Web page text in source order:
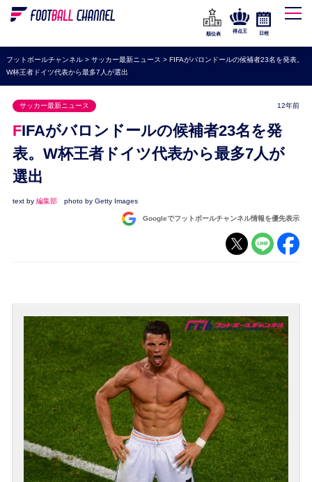
WEリーグ
海外サッカー
プレミアリーグ
ラ・リーガ
セリエA
ブンデスリーガ
ナショナルチーム
順位表
得点王 日程
フットボールチャンネル> サッカー最新ニュース > FIFAがバロンドールの候補者23名を発表。
W杯王者ドイツ代表から最多7人が選出
サッカー最新ニュース 12年前
FIFAがバロンドールの候補者23名を発
表。W杯王者ドイツ代表から最多7人が
選出
text by 編集部 photo by Getty Images
Googleでフットボールチャンネル情報を優先表示